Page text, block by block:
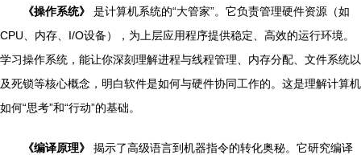
《操作系统》
是计算机系统的“大管家”。它负责管理硬件资源（如
CPU、内存、I/O设备），为上层应用程序提供稳定、高效的运行环境。
学习操作系统，能让你深刻理解进程与线程管理、内存分配、文件系统以
及死锁等核心概念，明白软件是如何与硬件协同工作的。这是理解计算机
如何“思考”和“行动”的基础。
《编译原理》
揭示了高级语言到机器指令的转化奥秘。它研究编译